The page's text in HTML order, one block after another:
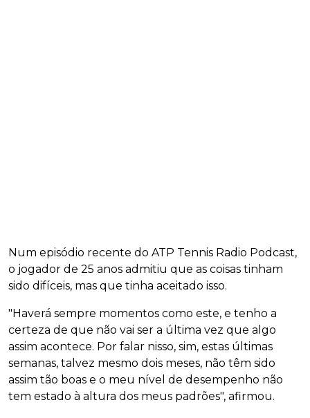
Num episódio recente do ATP Tennis Radio Podcast,
o jogador de 25 anos admitiu que as coisas tinham
sido difíceis, mas que tinha aceitado isso.
"Haverá sempre momentos como este, e tenho a
certeza de que não vai ser a última vez que algo
assim acontece. Por falar nisso, sim, estas últimas
semanas, talvez mesmo dois meses, não têm sido
assim tão boas e o meu nível de desempenho não
tem estado à altura dos meus padrões", afirmou.